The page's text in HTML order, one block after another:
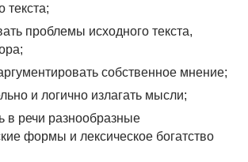
текста;
проблемы исходного текста,
собственное мнение;
и логично излагать мысли;
в речи разнообразные
формы и лексическое богатство